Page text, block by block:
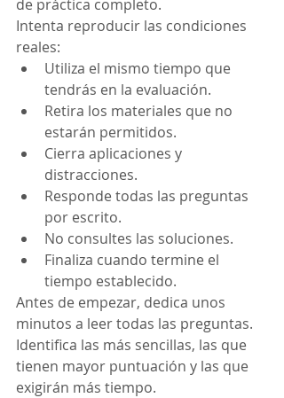
de práctica completo.
Intenta reproducir las condiciones
reales:
Utiliza el mismo tiempo que
tendrás en la evaluación.
Retira los materiales que no
estarán permitidos.
Cierra aplicaciones y
distracciones.
Responde todas las preguntas
por escrito.
No consultes las soluciones.
Finaliza cuando termine el
tiempo establecido.
Antes de empezar, dedica unos
minutos a leer todas las preguntas.
Identifica las más sencillas, las que
tienen mayor puntuación y las que
exigirán más tiempo.